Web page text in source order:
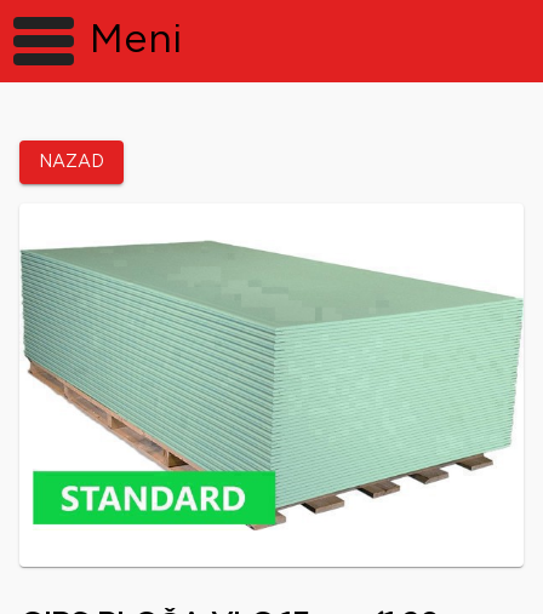
Meni
NAZAD